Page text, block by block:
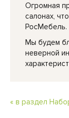
Огромная
салонах,
РосМебель.
Мы будем
неверной
« в раздел